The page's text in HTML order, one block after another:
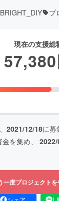
BRIGHT_DIY プ
現在の支援総
57,380
2021/12/18に募
を集め、 2022/
一度プロジェクト
シェア